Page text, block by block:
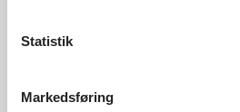
DE-20354 Hamburg
Statistik
Markedsføring